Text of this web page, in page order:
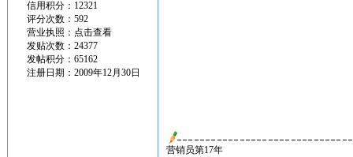
信用积分：12321
评分次数：592
营业执照： 点击查看
发贴次数：24377
发帖积分：65162
注册日期：2009年12月30日
营销员第17年